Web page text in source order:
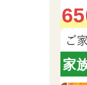
ご
家